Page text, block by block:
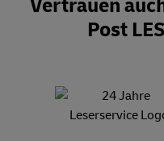
Vertrauen
Post